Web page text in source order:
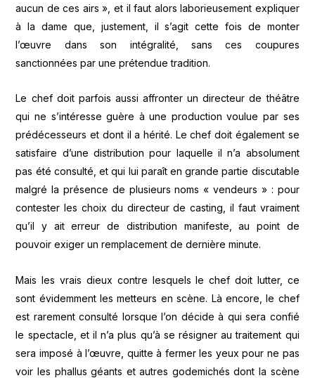
aucun de ces airs », et il faut alors laborieusement expliquer
à la dame que, justement, il s’agit cette fois de monter
l’œuvre dans son intégralité, sans ces coupures
sanctionnées par une prétendue tradition.
Le chef doit parfois aussi affronter un directeur de théâtre
qui ne s’intéresse guère à une production voulue par ses
prédécesseurs et dont il a hérité. Le chef doit également se
satisfaire d’une distribution pour laquelle il n’a absolument
pas été consulté, et qui lui paraît en grande partie discutable
malgré la présence de plusieurs noms « vendeurs » : pour
contester les choix du directeur de casting, il faut vraiment
qu’il y ait erreur de distribution manifeste, au point de
pouvoir exiger un remplacement de dernière minute.
Mais les vrais dieux contre lesquels le chef doit lutter, ce
sont évidemment les metteurs en scène. Là encore, le chef
est rarement consulté lorsque l’on décide à qui sera confié
le spectacle, et il n’a plus qu’à se résigner au traitement qui
sera imposé à l’œuvre, quitte à fermer les yeux pour ne pas
voir les phallus géants et autres godemichés dont la scène